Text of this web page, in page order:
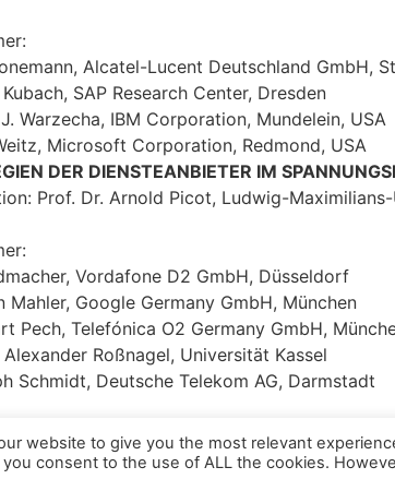
Alcatel-Lucent Deutschland GmbH,
SAP Research Center, Dresden
Warzecha, IBM Corporation, Mundelein, USA
Microsoft Corporation, Redmond, USA
DER DIENSTEANBIETER IM
Prof. Dr. Arnold Picot, Ludwig-
Vordafone D2 GmbH, Düsseldorf
Mahler, Google Germany GmbH, München
Pech, Telefónica O2 Germany GmbH,
Alexander Roßnagel, Universität Kassel
Schmidt, Deutsche Telekom AG, Darmstadt
website to give you the most relevant
you consent to the use of ALL the cookies.